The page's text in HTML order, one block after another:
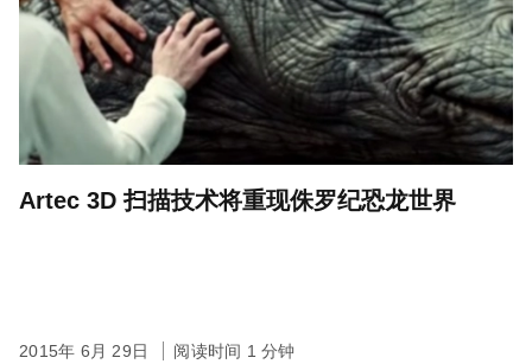
Artec 3D 扫描技术将重现侏罗纪恐龙世界
2015年 6月 29日 阅读时间 1 分钟